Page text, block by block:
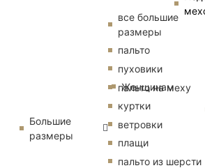
Женщинам
Большие
размеры
все большие
размеры
пальто
пуховики
пальто на меху
куртки
ветровки
плащи
пальто из шерсти